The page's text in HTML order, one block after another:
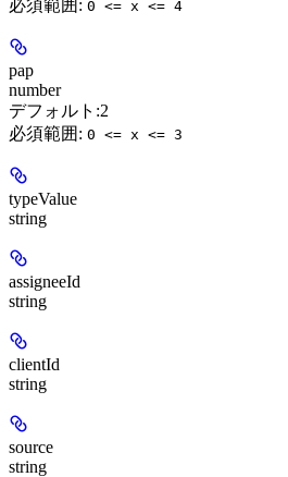
必須範囲 : 0 <= x <= 4
pap
number
デフォルト:2
必須範囲 : 0 <= x <= 3
typeValue
string
assigneeId
string
clientId
string
source
string